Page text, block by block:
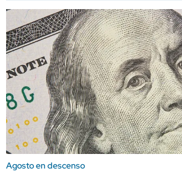
Agosto en descenso